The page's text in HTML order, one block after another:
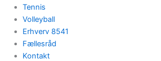
Tennis
Volleyball
Erhverv 8541
Fællesråd
Kontakt